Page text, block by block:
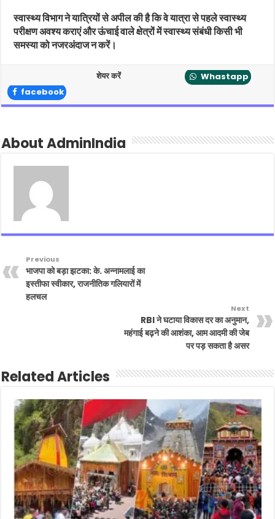
स्वास्थ्य विभाग ने यात्रियों से अपील की है कि वे यात्रा से पहले स्वास्थ्य
परीक्षण अवश्य कराएं और ऊंचाई वाले क्षेत्रों में स्वास्थ्य संबंधी किसी भी
समस्या को नजरअंदाज न करें।
शेयर करें
Whastapp
facebook
About AdminIndia
Previous
भाजपा को बड़ा झटका: के. अन्नामलाई का
इस्तीफा स्वीकार, राजनीतिक गलियारों में
हलचल
Next
RBI ने घटाया विकास दर का अनुमान,
महंगाई बढ़ने की आशंका, आम आदमी की जेब
पर पड़ सकता है असर
Related Articles